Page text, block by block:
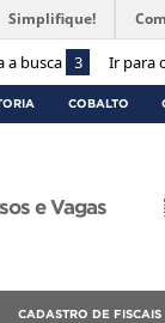
a busca 3 Ir para
Simplifique!
COBALTO
e Vagas
CADASTRO DE FISCAIS